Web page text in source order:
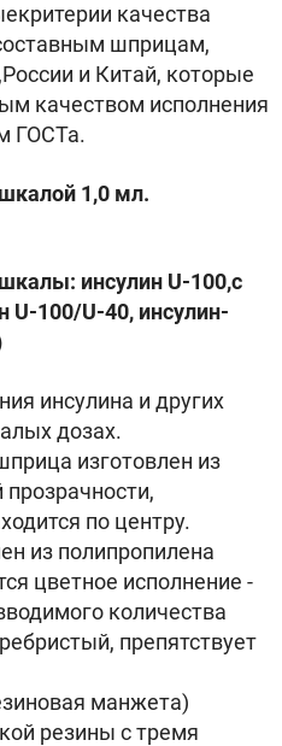
качества
шприцам,
и Китай, которые
качеством исполнения
ГОСТа.
1,0 мл.
инсулин U-100,с
U-100/U-40, инсулин-
инсулина и других
дозах.
изготовлен из
по центру.
из полипропилена
цветное исполнение -
количества
препятствует
манжета)
резины с тремя